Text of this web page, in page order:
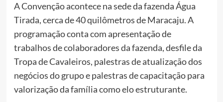
A Convenção acontece na sede da fazenda Água
Tirada, cerca de 40 quilômetros de Maracaju. A
programação conta com apresentação de
trabalhos de colaboradores da fazenda, desfile da
Tropa de Cavaleiros, palestras de atualização dos
negócios do grupo e palestras de capacitação para
valorização da família como elo estruturante.